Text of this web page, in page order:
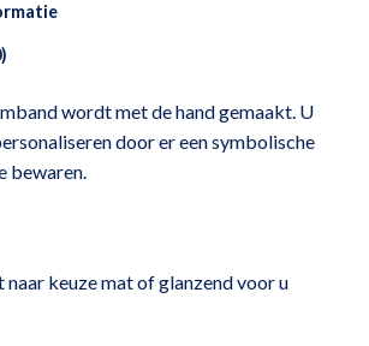
wordt met de hand gemaakt. U
door er een symbolische
bewaren.
keuze mat of glanzend voor u